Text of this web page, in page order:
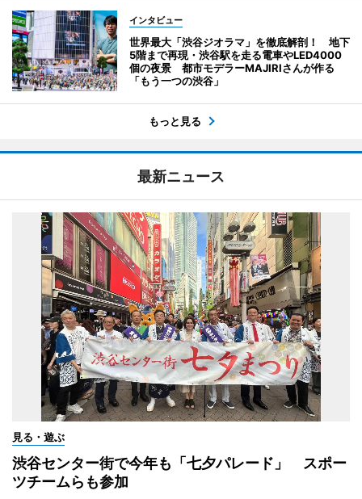
インタビュー
世界最大「渋谷ジオラマ」を徹底解剖！ 地下
5階まで再現・渋谷駅を走る電車やLED4000
個の夜景 都市モデラーMAJIRIさんが作る
「もう一つの渋谷」
もっと見る
最新ニュース
見る・遊ぶ
渋谷センター街で今年も「七夕パレード」 スポー
ツチームらも参加